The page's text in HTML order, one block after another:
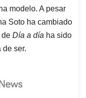
modelo. A pesar
Soto ha cambiado
de Día a día ha sido
de ser.